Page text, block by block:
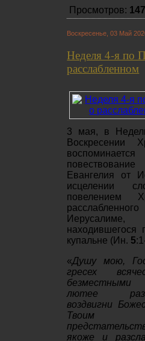
Просмотров: 147
Воскресенье, 03 Май
Неделя 4-я по
расслабленном
3 мая, в
Воскресении
воспоминается
Евангелия от
исцелении
повелением
Иерусалиме,
находившегося
купальне (Ин. 5
«Душу мою,
гресех
безместными
лютее
воздвигни
Твоим
якоже и